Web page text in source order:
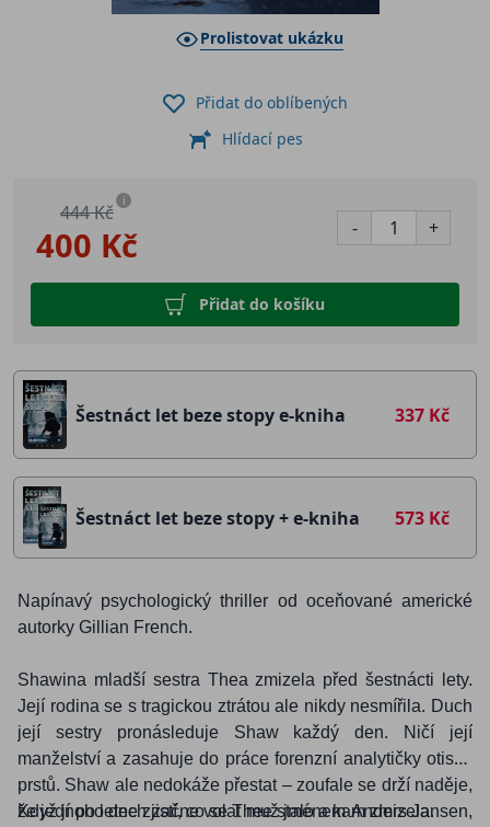
Prolistovat ukázku
400 Kč
444 Kč i
- +
Přidat do košíku
Přidat do oblíbených
Hlídací pes
Šestnáct let beze stopy e-kniha 337 Kč
Šestnáct let beze stopy + e-kniha 573 Kč
Napínavý psychologický thriller od oceňované americké
autorky Gillian French.
Shawina mladší sestra Thea zmizela před šestnácti lety.
Její rodina se s tragickou ztrátou ale nikdy nesmířila. Duch
její sestry pronásleduje Shaw každý den. Ničí její
manželství a zasahuje do práce forenzní analytičky otisků
prstů. Shaw ale nedokáže přestat – zoufale se drží naděje,
že jednoho dne zjistí, co se Thee stalo a kam zmizela.
Když jí po letech začne volat muž jménem Anders Jansen,